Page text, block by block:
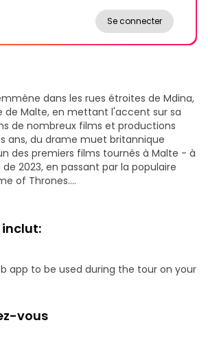
Se connecter
dans les rues étroites de Mdina,
de Malte, en mettant l'accent sur sa
de nombreux films et productions
ans, du drame muet britannique
des premiers films tournés à Malte - à
2023, en passant par la populaire
of Thrones.
plateau de tournage prêt à
contribué à la longue histoire
de Malte. Depuis le tout premier film
plus de 100 longs métrages ont été
tournés ici, attirant certains
et stars de cinéma, ce qui a
app to be used during the tour on your
vous